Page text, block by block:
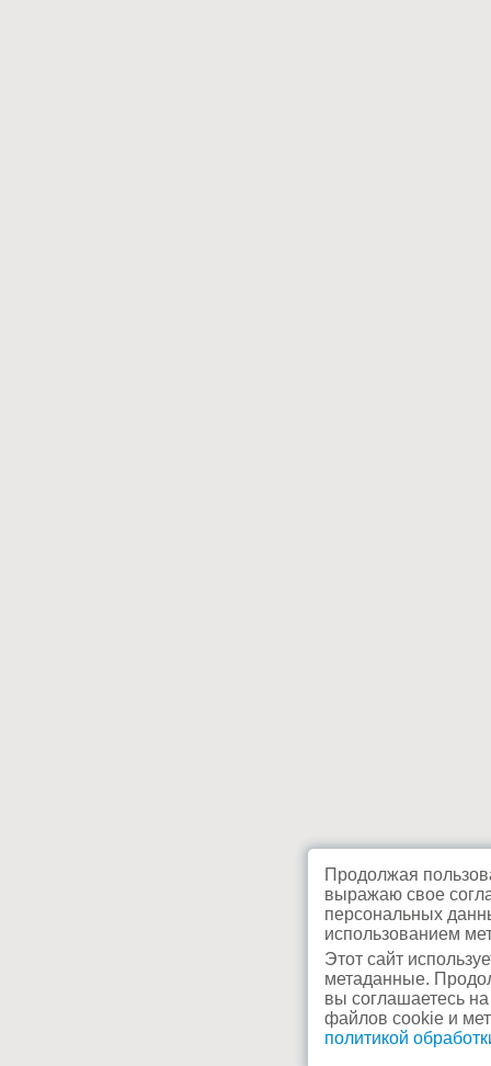
Продолжая
выражаю свое
персональных
использованием
Этот сайт
метаданные.
вы соглашаетесь
файлов cookie и
политикой